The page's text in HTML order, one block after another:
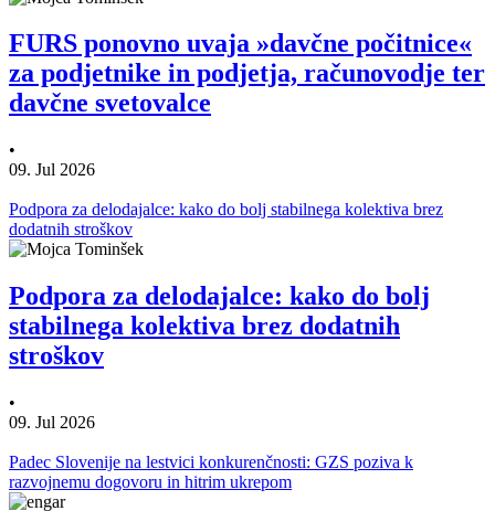
FURS ponovno uvaja »davčne počitnice«
za podjetnike in podjetja, računovodje ter
davčne svetovalce
•
09. Jul 2026
Podpora za delodajalce: kako do bolj stabilnega kolektiva brez
dodatnih stroškov
Podpora za delodajalce: kako do bolj
stabilnega kolektiva brez dodatnih
stroškov
•
09. Jul 2026
Padec Slovenije na lestvici konkurenčnosti: GZS poziva k
razvojnemu dogovoru in hitrim ukrepom